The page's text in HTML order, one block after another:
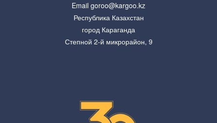
Email goroo@kargoo.kz
Республика Казахстан
город Караганда
Степной 2-й микрорайон, 9